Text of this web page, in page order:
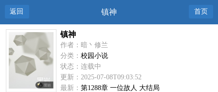
返回 镇神 首页
镇神
作者：暗丶修兰
分类：校园小说
状态：连载中
更新：2025-07-08T09:03:52
最新：第1288章 一位故人 大结局